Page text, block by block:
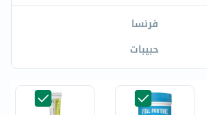
فرنسا
حبيبات